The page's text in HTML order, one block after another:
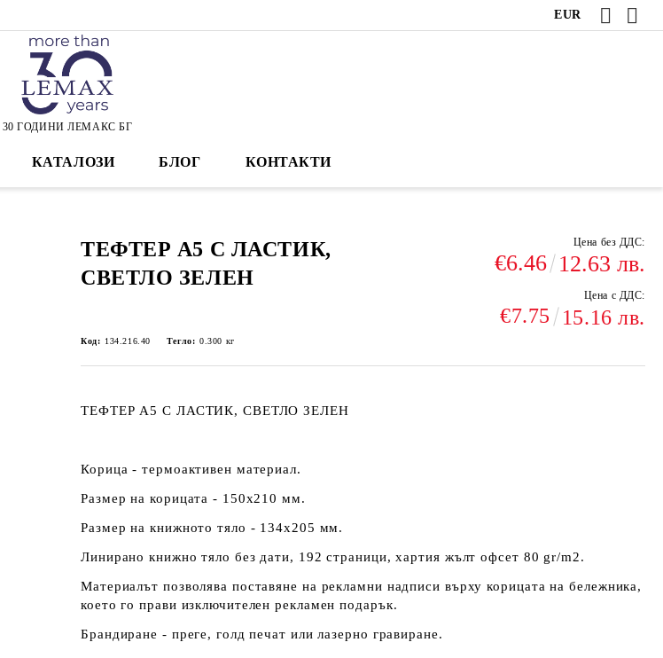
EUR
30 ГОДИНИ ЛЕМАКС БГ
КАТАЛОЗИ БЛОГ КОНТАКТИ
ТЕФТЕР А5 С ЛАСТИК,
СВЕТЛО ЗЕЛЕН
Цена без ДДС:
€6.46 12.63 лв.
Цена с ДДС:
€7.75 15.16 лв.
Код: 134.216.40 Тегло: 0.300 кг
ТЕФТЕР А5 С ЛАСТИК, СВЕТЛО ЗЕЛЕН
Корица - термоактивен материал.
Размер на корицата - 150х210 мм.
Размер на книжното тяло - 134х205 мм.
Линирано книжно тяло без дати, 192 страници, хартия жълт офсет 80 gr/m2.
Материалът позволява поставяне на рекламни надписи върху корицата на бележника,
което го прави изключителен рекламен подарък.
Брандиране - преге, голд печат или лазерно гравиране.